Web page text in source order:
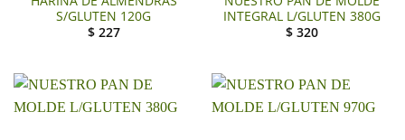
S/GLUTEN 120G
$ 227
INTEGRAL L/GLUTEN 380G
$ 320